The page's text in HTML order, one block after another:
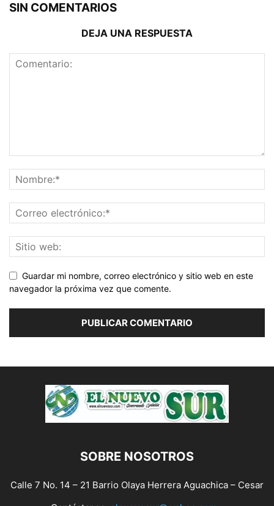
SIN COMENTARIOS
DEJA UNA RESPUESTA
Guardar mi nombre, correo electrónico y sitio web en este
navegador la próxima vez que comente.
SOBRE NOSOTROS
Calle 7 No. 14 – 21 Barrio Olaya Herrera Aguachica – Cesar